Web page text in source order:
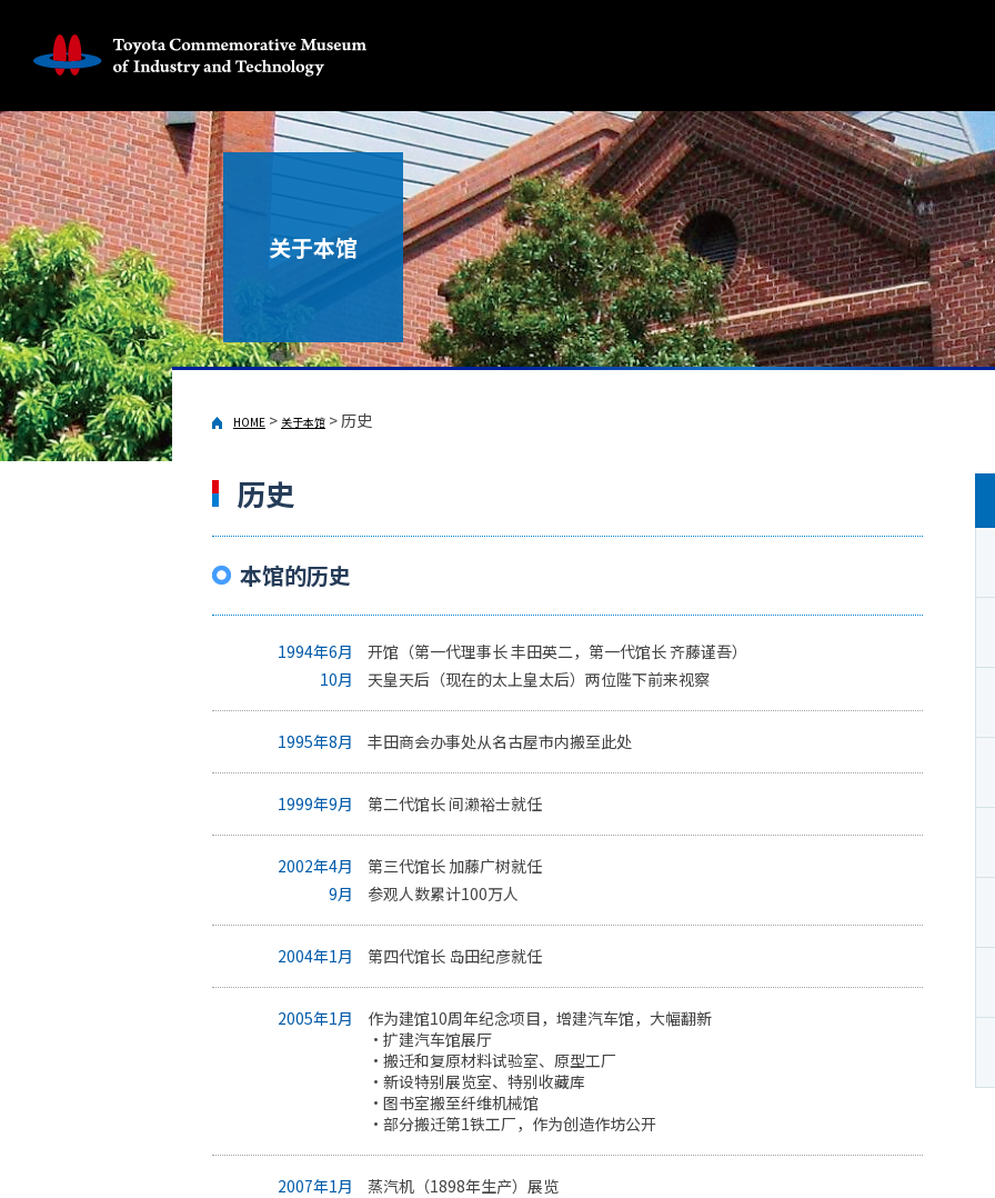
关于本馆
HOME > 关于本馆 >历史
历史
本馆的历史
1994年6月
开馆（第一代理事长 丰田英二，第一代馆长 齐藤谨吾）
10月
天皇天后（现在的太上皇太后）两位陛下前来视察
1995年8月 丰田商会办事处从名古屋市内搬至此处
1999年9月 第二代馆长 间濑裕士就任
2002年4月
第三代馆长 加藤广树就任
9月
参观人数累计100万人
2004年1月 第四代馆长 岛田纪彦就任
2005年1月
作为建馆10周年纪念项目，增建汽车馆，大幅翻新
・扩建汽车馆展厅
・搬迁和复原材料试验室、原型工厂
・新设特别展览室、特别收藏库
・图书室搬至纤维机械馆
・部分搬迁第1铁工厂，作为创造作坊公开
2007年1月
蒸汽机（1898年生产）展览